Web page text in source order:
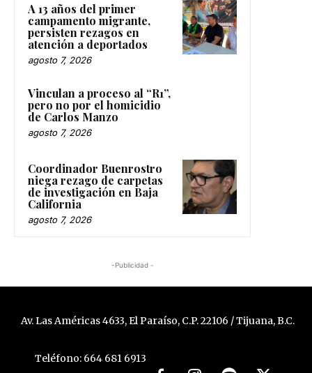
A 13 años del primer
campamento migrante,
persisten rezagos en
atención a deportados
agosto 7, 2026
Vinculan a proceso al “R1”,
pero no por el homicidio
de Carlos Manzo
agosto 7, 2026
Coordinador Buenrostro
niega rezago de carpetas
de investigación en Baja
California
agosto 7, 2026
-Publicidad -
Av. Las Américas 4633, El Paraíso, C.P. 22106 / Tijuana, B.C.
Teléfono: 664 681 6913